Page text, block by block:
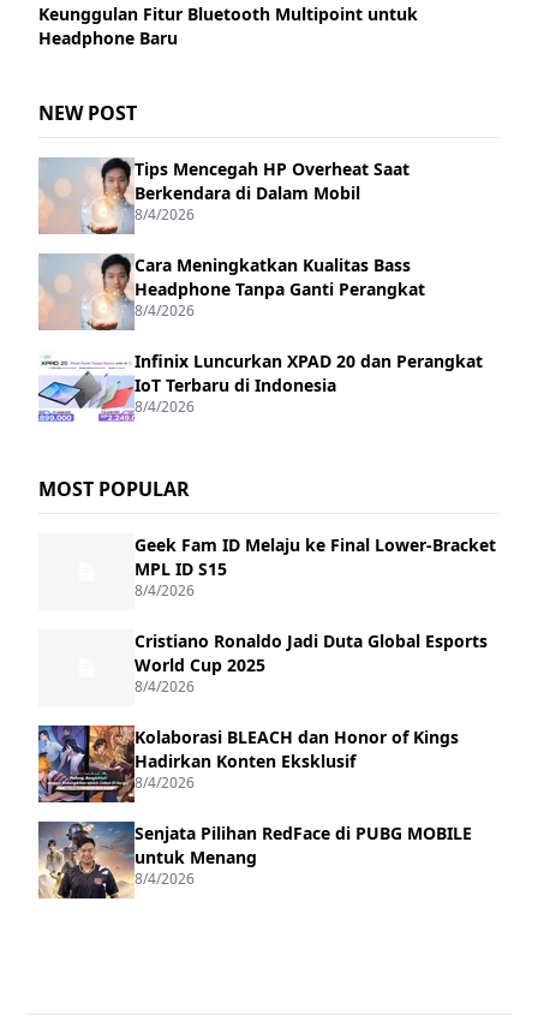
Keunggulan Fitur Bluetooth Multipoint untuk
Headphone Baru
NEW POST
Tips Mencegah HP Overheat Saat
Berkendara di Dalam Mobil
8/4/2026
Cara Meningkatkan Kualitas Bass
Headphone Tanpa Ganti Perangkat
8/4/2026
Infinix Luncurkan XPAD 20 dan Perangkat
IoT Terbaru di Indonesia
8/4/2026
MOST POPULAR
Geek Fam ID Melaju ke Final Lower-Bracket
MPL ID S15
8/4/2026
Cristiano Ronaldo Jadi Duta Global Esports
World Cup 2025
8/4/2026
Kolaborasi BLEACH dan Honor of Kings
Hadirkan Konten Eksklusif
8/4/2026
Senjata Pilihan RedFace di PUBG MOBILE
untuk Menang
8/4/2026